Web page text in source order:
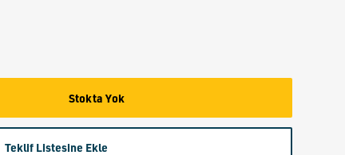
Stokta Yok
Teklif Listesine Ekle